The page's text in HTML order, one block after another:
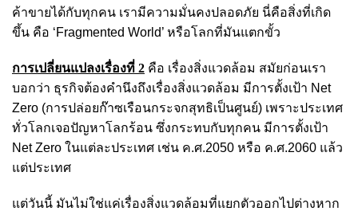
ค้าขายได้กับทุกคน เรามีความมั่นคงปลอดภัย นี่คือสิ่งที่เกิด
ขึ้น คือ ‘Fragmented World’ หรือโลกที่มันแตกขั้ว
การเปลี่ยนแปลงเรื่องที่ 2 คือ เรื่องสิ่งแวดล้อม สมัยก่อนเรา
บอกว่า ธุรกิจต้องคำนึงถึงเรื่องสิ่งแวดล้อม มีการตั้งเป้า Net
Zero (การปล่อยก๊าซเรือนกระจกสุทธิเป็นศูนย์) เพราะประเทศ
ทั่วโลกเจอปัญหาโลกร้อน ซึ่งกระทบกับทุกคน มีการตั้งเป้า
Net Zero ในแต่ละประเทศ เช่น ค.ศ.2050 หรือ ค.ศ.2060 แล้ว
แต่ประเทศ
แต่วันนี้ มันไม่ใช่แค่เรื่องสิ่งแวดล้อมที่แยกตัวออกไปต่างหาก